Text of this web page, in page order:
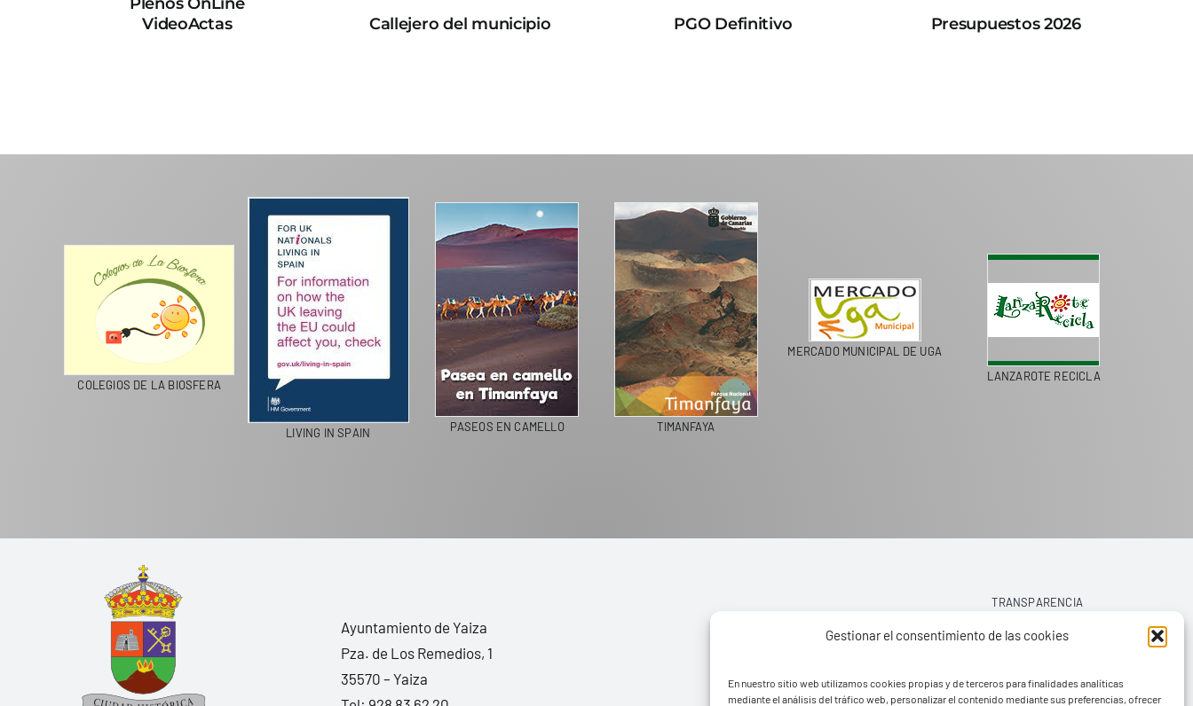
Gestionar el consentimiento de las cookies
En nuestro sitio web utilizamos cookies propias y de terceros para finalidades analíticas
mediante el análisis del tráfico web, personalizar el contenido mediante sus preferencias, ofrecer
VideoActas
Callejero del municipio PGO Definitivo Presupuestos 2026
COLEGIOS DE LA BIOSFERA
LIVING IN SPAIN PASEOS EN CAMELLO TIMANFAYA
MERCADO MUNICIPAL DE UGA
LANZAROTE RECICLA
Ayuntamiento de Yaiza
Pza. de Los Remedios, 1
35570 – Yaiza
TRANSPARENCIA
AVISO LEGAL
POLÍTICA DE PRIVACIDAD